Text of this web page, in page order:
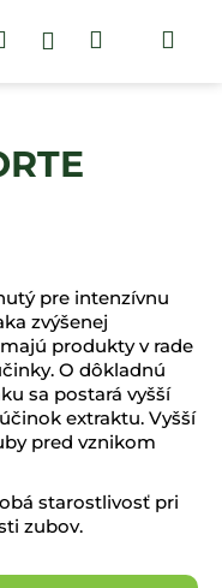
HľadaťPrihlásenie
Nákupný
pre intenzívnu
zvýšenej
produkty v rade
O dôkladnú
sa postará vyšší
extraktu. Vyšší
pred vznikom
starostlivosť pri
zubov.